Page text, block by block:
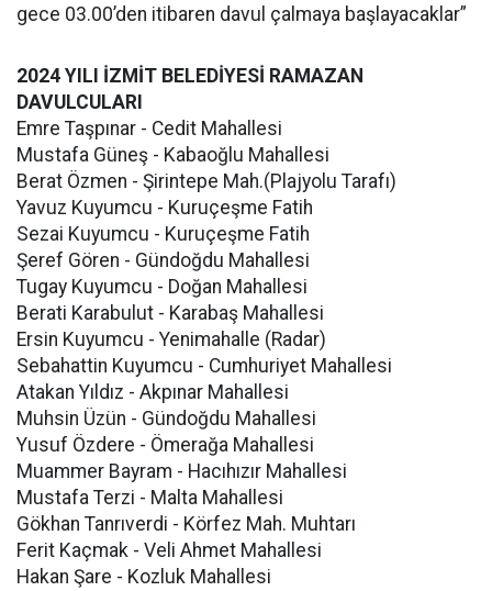
gece 03.00’den itibaren davul çalmaya başlayacaklar”
2024 YILI İZMİT BELEDİYESİ RAMAZAN
DAVULCULARI
Emre Taşpınar - Cedit Mahallesi
Mustafa Güneş - Kabaoğlu Mahallesi
Berat Özmen - Şirintepe Mah.(Plajyolu Tarafı)
Yavuz Kuyumcu - Kuruçeşme Fatih
Sezai Kuyumcu - Kuruçeşme Fatih
Şeref Gören - Gündoğdu Mahallesi
Tugay Kuyumcu - Doğan Mahallesi
Berati Karabulut - Karabaş Mahallesi
Ersin Kuyumcu - Yenimahalle (Radar)
Sebahattin Kuyumcu - Cumhuriyet Mahallesi
Atakan Yıldız - Akpınar Mahallesi
Muhsin Üzün - Gündoğdu Mahallesi
Yusuf Özdere - Ömerağa Mahallesi
Muammer Bayram - Hacıhızır Mahallesi
Mustafa Terzi - Malta Mahallesi
Gökhan Tanrıverdi - Körfez Mah. Muhtarı
Ferit Kaçmak - Veli Ahmet Mahallesi
Hakan Şare - Kozluk Mahallesi